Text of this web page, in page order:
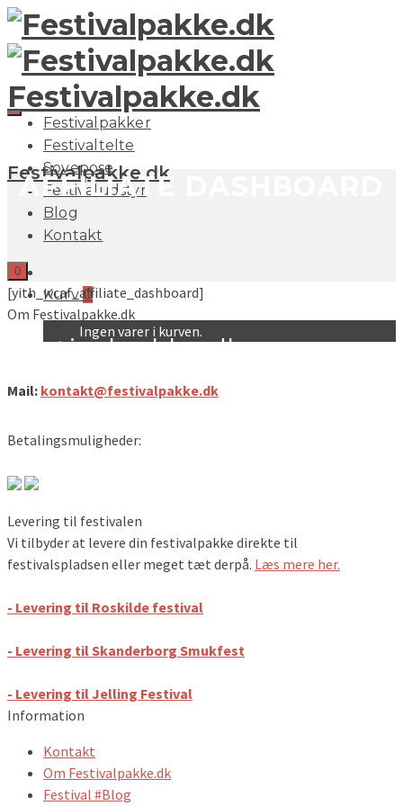
Festivalpakke.dk
Festivalpakker
Festivaltelte
Sovepose
Festivaludstyr
Blog
Kontakt
Kurv 0
Ingen varer i kurven.
Festivalpakke.dk
0
AFFILIATE DASHBOARD
[yith_wcaf_affiliate_dashboard]
Om Festivalpakke.dk
Festivalpakke.dk
Mail: kontakt@festivalpakke.dk
Betalingsmuligheder:
Levering til festivalen
Vi tilbyder at levere din festivalpakke direkte til
festivalspladsen eller meget tæt derpå. Læs mere her.
- Levering til Roskilde festival
- Levering til Skanderborg Smukfest
- Levering til Jelling Festival
Information
Kontakt
Om Festivalpakke.dk
Festival #Blog